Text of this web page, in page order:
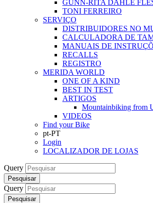
GUNN-RITA DAHLE
TONI FERREIRO
SERVIÇO
DISTRIBUIDORES NO
CALCULADORA DE
MANUAIS DE
RECALLS
REGISTRO
MERIDA WORLD
ONE OF A KIND
BEST IN TEST
ARTIGOS
Mountainbiking from
VIDEOS
Find your Bike
pt-PT
Login
LOCALIZADOR DE LOJAS
Query
Pesquisar
Query
Pesquisar